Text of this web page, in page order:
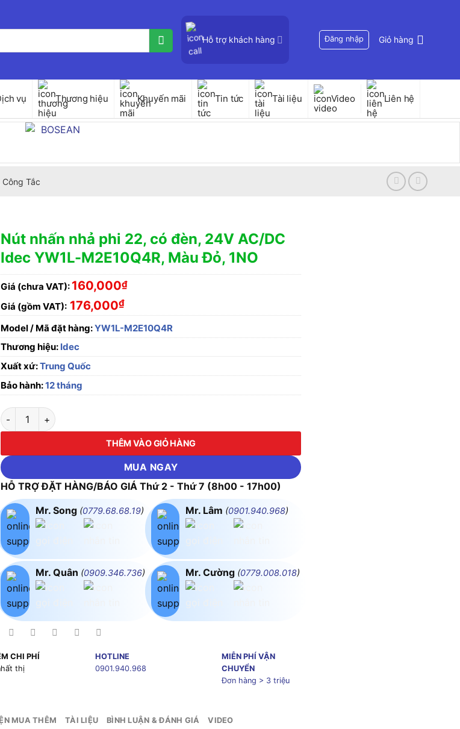
Hỗ trợ khách hàng Đăng nhập Giỏ hàng
vụ Thương hiệu Khuyến mãi Tin tức Tài liệu Video Liên hệ
Tắc
Nút nhấn nhả phi 22, có đèn, 24V AC/DC
Idec YW1L-M2E10Q4R, Màu Đỏ, 1NO
Giá (chưa VAT): 160,000₫
Giá (gồm VAT): 176,000₫
Model / Mã đặt hàng:YW1L-M2E10Q4R
Thương hiệu: Idec
Xuất xứ:Trung Quốc
Bảo hành:12 tháng
Nút nhấn nhả phi 22, có đèn, 24V AC/DC Idec YW1L-M2E10Q4R, Màu Đỏ, 1NO số lượng
THÊM VÀO GIỎ HÀNG
MUA NGAY
HỖ TRỢ ĐẶT HÀNG/BÁO GIÁ Thứ 2 - Thứ 7 (8h00 - 17h00)
Mr. Song (0779.68.68.19)
Mr. Quân (0909.346.736)
Mr. Lâm (0901.940.968)
Mr. Cường (0779.008.018)
CHI PHÍ
thị
HOTLINE
0901.940.968
MIỄN PHÍ VẬN
CHUYỂN
Đơn hàng > 3 triệu
MUA THÊM TÀI LIỆU BÌNH LUẬN & ĐÁNH GIÁ VIDEO